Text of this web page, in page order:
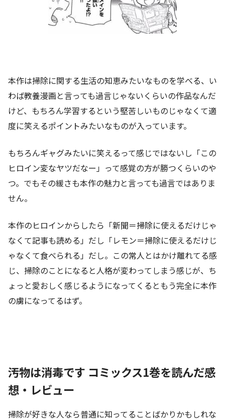
本作は掃除に関する生活の知恵みたいなものを学べる、い
わば教養漫画と言っても過言じゃないくらいの作品なんだ
けど、もちろん学習するという堅苦しいものじゃなくて適
度に笑えるポイントみたいなものが入っています。
もちろんギャグみたいに笑えるって感じではないし「この
ヒロイン変なヤツだなー」って感覚の方が勝つくらいのや
つ。でもその緩さも本作の魅力と言っても過言ではありま
せん。
本作のヒロインからしたら「新聞＝掃除に使えるだけじゃ
なくて記事も読める」だし「レモン＝掃除に使えるだけじ
ゃなくて食べられる」だし。この常人とはかけ離れてる感
じ、掃除のことになると人格が変わってしまう感じが、ち
ょっと愛おしく感じるようになってくるともう完全に本作
の虜になってるはず。
汚物は消毒です コミックス1巻を読んだ感
想・レビュー
掃除が好きな人なら普通に知ってることばかりかもしれな